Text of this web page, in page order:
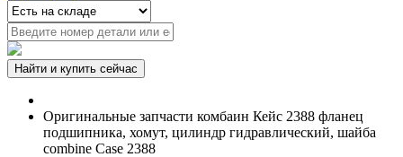
Оригинальные запчасти комбаин Кейс 2388 фланец
подшипника, хомут, цилиндр гидравлический, шайба
combine Case 2388